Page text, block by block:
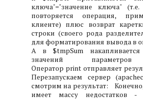
ключа"="значение ключа" (т.е.
повторяется операция,
клиенте) плюс возврат
строки (своего рода
для форматирования вывода в
А в $tmpSum
значений
Оператор print отправляет
Перезапускаем сервер
смотрим на результат:
имеет массу недостатков -